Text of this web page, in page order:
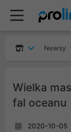
Newsy
Wielka
fal oceanu
2020-10-05